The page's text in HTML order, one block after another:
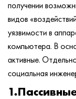
получении
видов
уязвимости в
компьютера. В
активные.
социальная